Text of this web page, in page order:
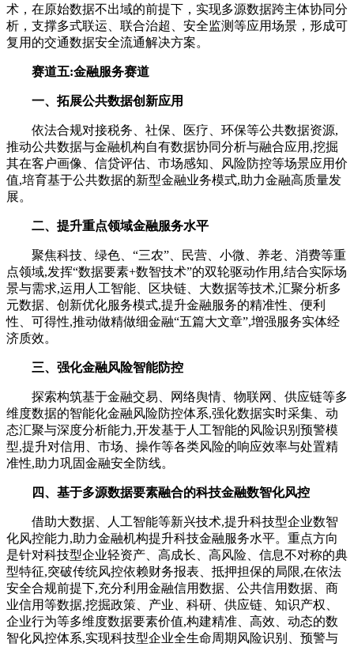
术，在原始数据不出域的前提下，实现多源数据跨主体协同分
析，支撑多式联运、联合治超、安全监测等应用场景，形成可
复用的交通数据安全流通解决方案。
赛道五:金融服务赛道
一、拓展公共数据创新应用
依法合规对接税务、社保、医疗、环保等公共数据资源,
推动公共数据与金融机构自有数据协同分析与融合应用,挖掘
其在客户画像、信贷评估、市场感知、风险防控等场景应用价
值,培育基于公共数据的新型金融业务模式,助力金融高质量发
展。
二、提升重点领域金融服务水平
聚焦科技、绿色、“三农”、民营、小微、养老、消费等重
点领域,发挥“数据要素+数智技术”的双轮驱动作用,结合实际场
景与需求,运用人工智能、区块链、大数据等技术,汇聚分析多
元数据、创新优化服务模式,提升金融服务的精准性、便利
性、可得性,推动做精做细金融“五篇大文章”,增强服务实体经
济质效。
三、强化金融风险智能防控
探索构筑基于金融交易、网络舆情、物联网、供应链等多
维度数据的智能化金融风险防控体系,强化数据实时采集、动
态汇聚与深度分析能力,开发基于人工智能的风险识别预警模
型,提升对信用、市场、操作等各类风险的响应效率与处置精
准性,助力巩固金融安全防线。
四、基于多源数据要素融合的科技金融数智化风控
借助大数据、人工智能等新兴技术,提升科技型企业数智
化风控能力,助力金融机构提升科技金融服务水平。重点方向
是针对科技型企业轻资产、高成长、高风险、信息不对称的典
型特征,突破传统风控依赖财务报表、抵押担保的局限,在依法
安全合规前提下,充分利用金融信用数据、公共信用数据、商
业信用等数据,挖掘政策、产业、科研、供应链、知识产权、
企业行为等多维度数据要素价值,构建精准、高效、动态的数
智化风控体系,实现科技型企业全生命周期风险识别、预警与